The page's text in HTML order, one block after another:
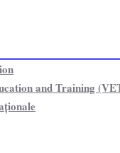
and Training